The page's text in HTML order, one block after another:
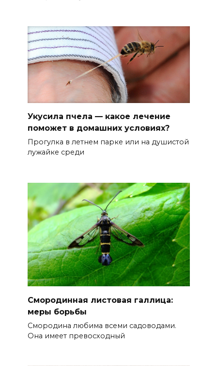
Укусила пчела — какое лечение
поможет в домашних условиях?
Прогулка в летнем парке или на душистой
лужайке среди
Смородинная листовая галлица:
меры борьбы
Смородина любима всеми садоводами.
Она имеет превосходный